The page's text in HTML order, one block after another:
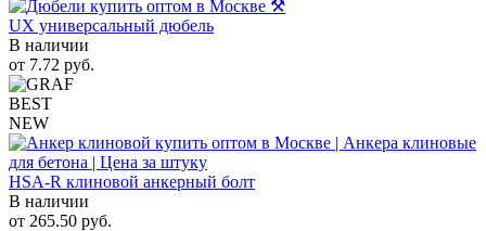
UX универсальный дюбель
В наличии
от 7.72 руб.
BEST
NEW
HSA-R клиновой анкерный болт
В наличии
от 265.50 руб.